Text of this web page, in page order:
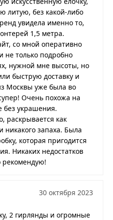
литую, без какой-либо
увидела именно то,
1,5 метра.
со мной оперативно
не только подробно
нужной мне высоты, но
быструю доставку и
Москвы уже была во
Очень похожа на
украшения.
раскрывается как
никакого запаха. Была
которая пригодится
Никаких недостатков
30 октября 2023
2 гирлянды и огромные